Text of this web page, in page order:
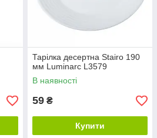
Тарілка десертна Stairo 190
мм Luminarc L3579
В наявності
59 ₴
Купити